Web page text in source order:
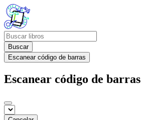
Buscar
Escanear código de barras
Escanear código de barras